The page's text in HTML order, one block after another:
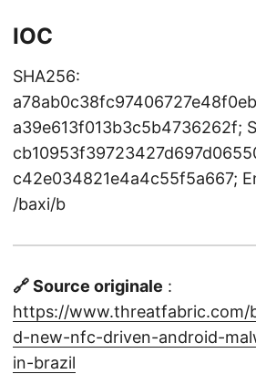
IOC
SHA256:
a39e613f013b3c5b4736262f;
c42e034821e4a4c55f5a667;
/baxi/b
🔗 Source originale :
https://www.threatfabric.com/
d-new-nfc-driven-android-
in-brazil